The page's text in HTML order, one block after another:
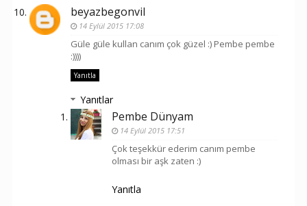
beyazbegonvil
14 Eylül 2015 17:08
Güle güle kullan canım çok güzel :) Pembe pembe
:))))
Yanıtla
Yanıtlar
Pembe Dünyam
14 Eylül 2015 17:51
Çok teşekkür ederim canım pembe
olması bir aşk zaten :)
Yanıtla